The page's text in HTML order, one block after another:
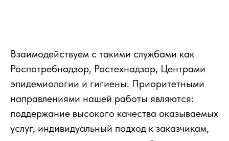
Взаимодействуем с такими службами как
Роспотребнадзор, Ростехнадзор, Центрами
эпидемиологии и гигиены. Приоритетными
направлениями нашей работы являются:
поддержание высокого качества оказываемых
услуг, индивидуальный подход к заказчикам,